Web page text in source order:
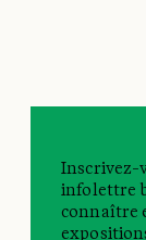
Inscrivez-
infolettre
connaître